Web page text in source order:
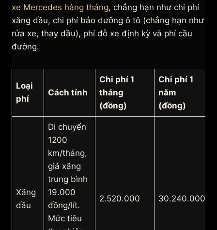
xe Mercedes hàng tháng, chẳng hạn như chi phí
xăng dầu, chi phí bảo dưỡng ô tô (chẳng hạn như
rửa xe, thay dầu), phí đỗ xe định kỳ và phí cầu
đường.
Loại
phí
Cách tính
Chi phí 1
tháng
(đồng)
Chi phí 1
năm
(đồng)
Xăng
dầu
Di chuyển
1200
km/tháng,
giá xăng
trung bình
19.000
đồng/lít.
Mức tiêu
2.520.000 30.240.000